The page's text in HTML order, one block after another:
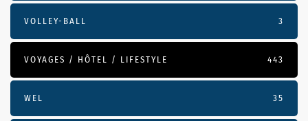
VOLLEY-BALL 3
VOYAGES / HÔTEL / LIFESTYLE 443
WEL 35